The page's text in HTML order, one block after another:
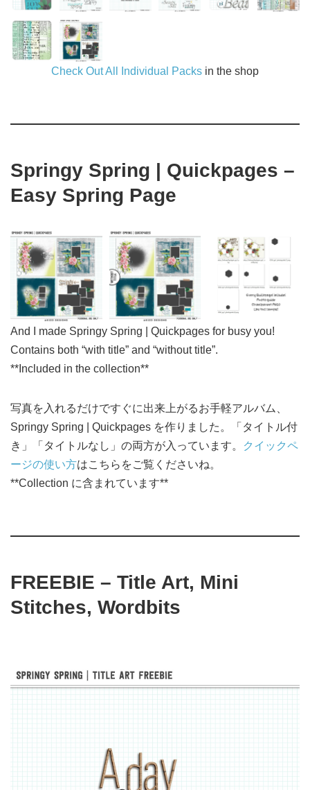
Check Out All Individual Packs in the shop
Springy Spring | Quickpages –
Easy Spring Page
And I made Springy Spring | Quickpages for busy you!
Contains both “with title” and “without title”.
**Included in the collection**
写真を入れるだけですぐに出来上がるお手軽アルバム、
Springy Spring | Quickpages を作りました。「タイトル付
き」「タイトルなし」の両方が入っています。
クイックペ
ージの使い方はこちらをご覧くださいね。
**Collection に含まれています**
FREEBIE – Title Art, Mini
Stitches, Wordbits